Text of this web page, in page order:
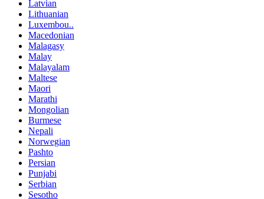
Latvian
Lithuanian
Luxembou..
Macedonian
Malagasy
Malay
Malayalam
Maltese
Maori
Marathi
Mongolian
Burmese
Nepali
Norwegian
Pashto
Persian
Punjabi
Serbian
Sesotho